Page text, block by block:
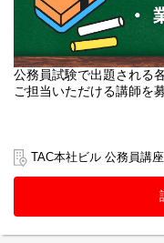
公務員試験で出題される
ご担当いただける講師を
■法律系（憲法・民法・行
■政治系（政治学・行政学
■文章理解（現代文・英
■人文科学（世界史・日
■自然科学（数学・物理
TAC本社ビル 公務員講座